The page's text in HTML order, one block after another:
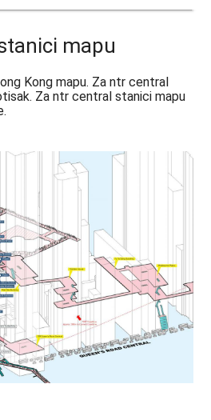
mapu
Kong mapu. Za ntr central
Za ntr central stanici mapu